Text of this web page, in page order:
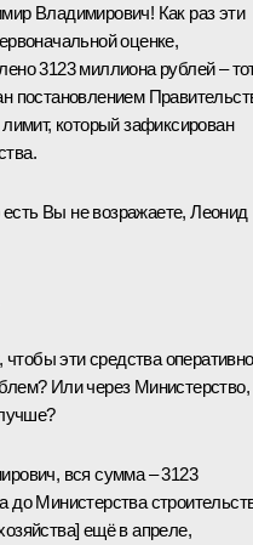
Владимирович! Как раз эти
оценке,
3123 миллиона рублей –
постановлением
который зафиксирован
Вы не возражаете, Леонид
чтобы эти средства оперативно
Или через Министерство,
вся сумма – 3123
до Министерства
ещё в апреле,